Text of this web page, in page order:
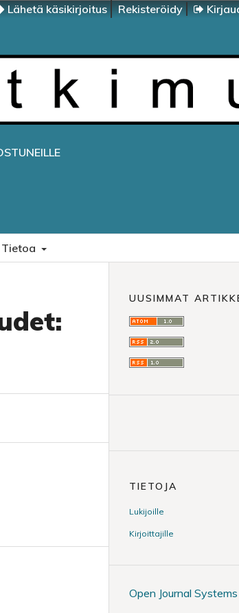
Lähetä käsikirjoitus Rekisteröidy
Tietoa
UUSIMMAT
TIETOJA
Lukijoille
Kirjoittajille
Open Journal Systems